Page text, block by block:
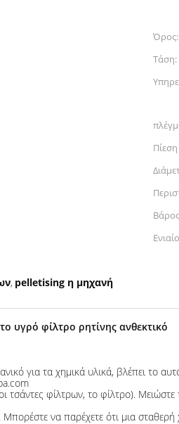
Όρος:
Τάση:
, pelletising η μηχανή
υγρό φίλτρο ρητίνης ανθεκτικό
για τα χημικά υλικά, βλέπει το
φίλτρων, το φίλτρο).
να παρέχετε ότι μια σταθερή